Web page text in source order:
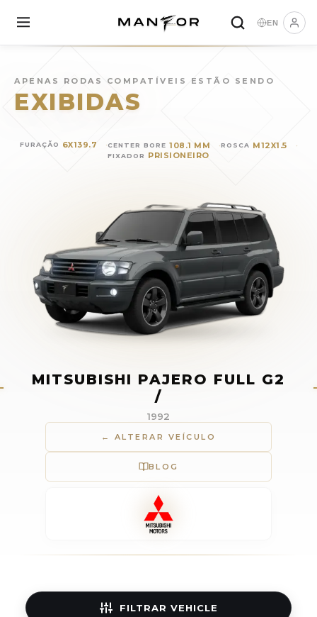
EN
APENAS RODAS COMPATÍVEIS ESTÃO SENDO
EXIBIDAS
FURAÇÃO 6X139.7 CENTER BORE 108.1 MM ROSCA M12X1.5
FIXADOR PRISIONEIRO
MITSUBISHI PAJERO FULL G2
/
1992
← ALTERAR VEÍCULO
BLOG
FILTRAR VEHICLE